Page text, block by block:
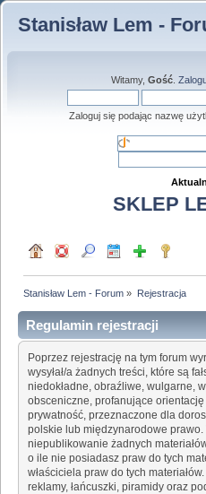
Stanisław Lem -
Witamy, Gość.
Zaloguj się podając nazwę
SKLEP
Stanisław Lem - Forum » Rejestracja
Regulamin rejestracji
Poprzez rejestrację na tym forum
wysyłał/a żadnych treści, które są
niedokładne, obraźliwe, wulgarne,
obsceniczne, profanujące
prywatność, przeznaczone dla
polskie lub międzynarodowe
niepublikowanie żadnych
o ile nie posiadasz praw do tych
właściciela praw do tych
reklamy, łańcuszki, piramidy oraz